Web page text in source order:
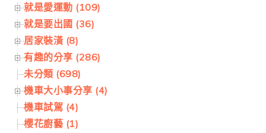
就是愛運動 (109)
就是要出國 (36)
居家裝潢 (8)
有趣的分享 (286)
未分類 (698)
機車大小事分享 (4)
機車試駕 (4)
櫻花廚藝 (1)